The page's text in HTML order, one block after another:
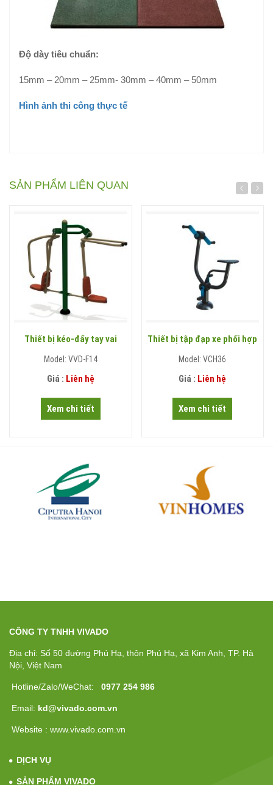
Độ dày tiêu chuẩn:
15mm – 20mm – 25mm- 30mm – 40mm – 50mm
Hình ảnh thi công thực tế
SẢN PHẨM LIÊN QUAN
Thiết bị kéo-đẩy tay vai
Model: VVD-F14
Giá : Liên hệ
Xem chi tiết
Thiết bị tập đạp xe phối hợp
Model: VCH36
Giá : Liên hệ
Xem chi tiết
CÔNG TY TNHH VIVADO
Địa chỉ: Số 50 đường Phú Hạ, thôn Phú Hạ, xã Kim Anh, TP. Hà
Nội, Việt Nam
Hotline/Zalo/WeChat: 0977 254 986
Email: kd@vivado.com.vn
Website : www.vivado.com.vn
DỊCH VỤ
SẢN PHẨM VIVADO